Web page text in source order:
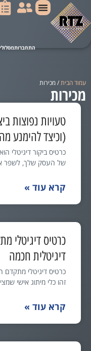
עמוד הבית/ מכירות
מכירות
טעויות נפוצות
(וכיצד להימנע
כרטיס ביקור דיגיטלי
של העסק שלך, לשפר
קרא עוד »
כרטיס דיגיטלי
דיגיטלית חכמה
כרטיס דיגיטלי
זהו כלי מיתוג אישי
קרא עוד »